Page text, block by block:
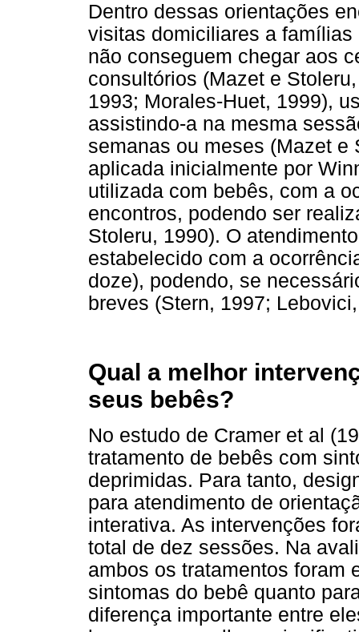
Dentro dessas orientações
visitas domiciliares a
não conseguem chegar aos
consultórios (Mazet e
1993; Morales-Huet, 1999),
assistindo-a na mesma
semanas ou meses (Mazet e
aplicada inicialmente por
utilizada com bebês, com a
encontros, podendo ser
Stoleru, 1990). O
estabelecido com a
doze), podendo, se
breves (Stern, 1997;
Qual a melhor
seus bebês?
No estudo de Cramer et al
tratamento de bebês com
deprimidas. Para tanto,
para atendimento de
interativa. As intervenções
total de dez sessões. Na
ambos os tratamentos foram
sintomas do bebê quanto
diferença importante entre